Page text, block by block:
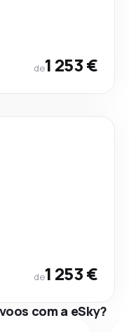
de1 253 €
de1 253 €
com a eSky?